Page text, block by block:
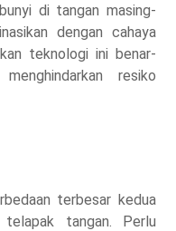
di tangan masing-
dengan cahaya
teknologi ini benar-
resiko
terbesar kedua
tangan. Perlu